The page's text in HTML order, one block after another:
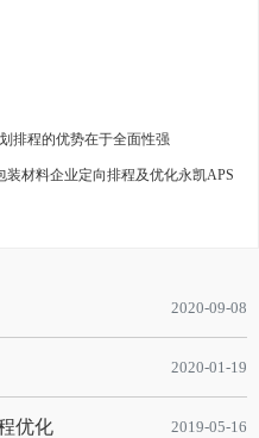
排程的优势在于全面性强
装材料企业定向排程及优化永凯APS
2020-09-08
2020-01-19
优化 2019-05-16